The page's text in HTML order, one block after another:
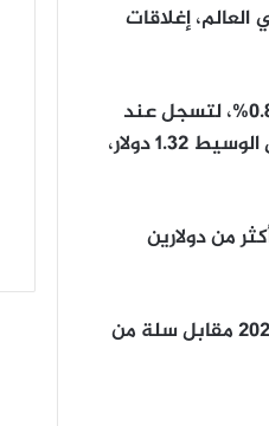
إغلاقات
وأنهت عقود خام القياس العالمي مزيج برنت جلسة التداول منخفضة 89 سنتاً، أو 0.8%، لتسجل عند
التسوية 106.64 دولارات للبرميل، وهبطت عقود خام القياس الأمريكي غرب تكساس الوسيط 1.32 دولار،
من دولارين
وارتفع الدولار الأمريكي لرابع جلسة على التوالي إلى أعلى مستوى منذ مايو (أيار) 2020 مقابل سلة من